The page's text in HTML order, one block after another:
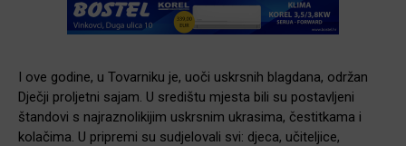
I ove godine, u Tovarniku je, uoči uskrsnih blagdana, održan
Dječji proljetni sajam. U središtu mjesta bili su postavljeni
štandovi s najraznolikijim uskrsnim ukrasima, čestitkama i
kolačima. U pripremi su sudjelovali svi: djeca, učiteljice,